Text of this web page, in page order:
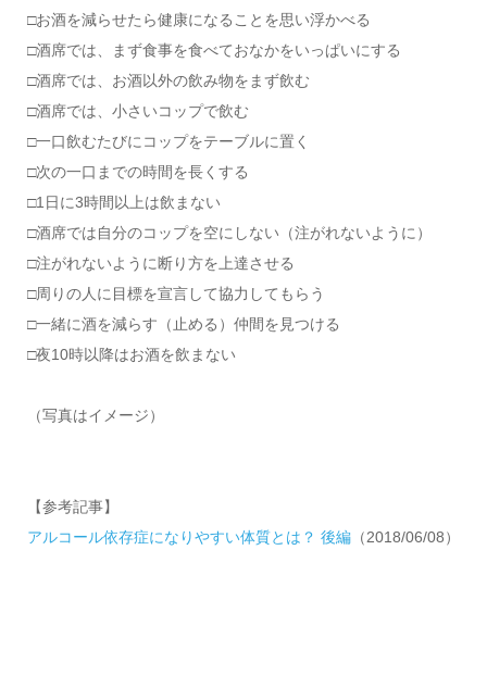
□お酒を減らせたら健康になることを思い浮かべる
□酒席では、まず食事を食べておなかをいっぱいにする
□酒席では、お酒以外の飲み物をまず飲む
□酒席では、小さいコップで飲む
□一口飲むたびにコップをテーブルに置く
□次の一口までの時間を長くする
□1日に3時間以上は飲まない
□酒席では自分のコップを空にしない（注がれないように）
□注がれないように断り方を上達させる
□周りの人に目標を宣言して協力してもらう
□一緒に酒を減らす（止める）仲間を見つける
□夜10時以降はお酒を飲まない
（写真はイメージ）
【参考記事】
アルコール依存症になりやすい体質とは？ 後編（2018/06/08）